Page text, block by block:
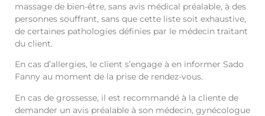
massage de bien-être, sans avis médical préalable, à des
personnes souffrant, sans que cette liste soit exhaustive,
de certaines pathologies définies par le médecin traitant
du client.
En cas d’allergies, le client s’engage à en informer Sado
Fanny au moment de la prise de rendez-vous.
En cas de grossesse, il est recommandé à la cliente de
demander un avis préalable à son médecin, gynécologue